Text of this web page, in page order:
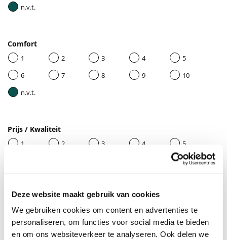
Deze website maakt gebruik van cookies
We gebruiken cookies om content en advertenties te
personaliseren, om functies voor social media te bieden
en om ons websiteverkeer te analyseren. Ook delen we
n.v.t.
Comfort
1 2 3 4
5
6
7 8 9
10
n.v.t.
Prijs / Kwaliteit
1 2 3 4
5
10
Geef je beoordeling een titel